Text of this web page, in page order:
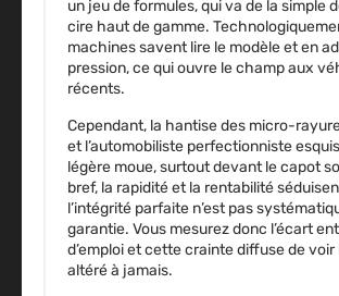
un jeu de formules, qui va de la simple
cire haut de gamme.
machines savent lire le modèle et en
pression, ce qui ouvre le champ aux
récents.
Cependant, la hantise des micro-
et l’automobiliste perfectionniste
légère moue, surtout devant le capot
bref, la rapidité et la rentabilité
l’intégrité parfaite n’est pas
garantie. Vous mesurez donc l’écart
d’emploi et cette crainte diffuse de voir
altéré à jamais.